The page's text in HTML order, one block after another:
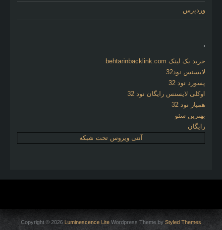
وردپرس
.
خرید بک لینک behtarinbacklink.com
لایسنس نود32
پسورد نود 32
اوکلی لایسنس رایگان نود 32
همیار نود 32
بهترین سئو
رایگان
آنتی ویروس تحت شبکه
Copyright © 2026 Luminescence Lite Wordpress Theme by Styled Themes